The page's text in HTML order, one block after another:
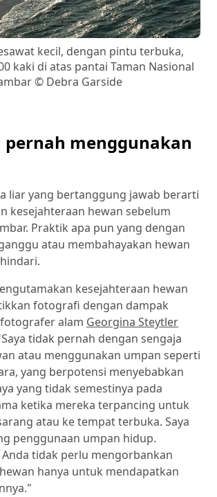
image
kecil, dengan pintu terbuka,
kaki di atas pantai Taman Nasional
© Debra Garside
pernah menggunakan
liar yang bertanggung jawab berarti
kesejahteraan hewan sebelum
Praktik apa pun yang dengan
atau membahayakan hewan
kesejahteraan hewan
fotografi dengan dampak
alam Georgina Steytler
tidak pernah dengan sengaja
atau menggunakan umpan seperti
yang berpotensi menyebabkan
yang tidak semestinya pada
ketika mereka terpancing untuk
atau ke tempat terbuka. Saya
penggunaan umpan hidup.
tidak perlu mengorbankan
hanya untuk mendapatkan